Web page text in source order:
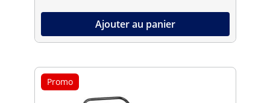
Ajouter au panier
Promo